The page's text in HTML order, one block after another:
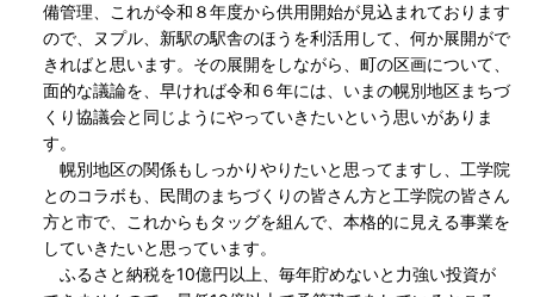
備管理、これが令和８年度から供用開始が見込まれております
ので、ヌプル、新駅の駅舎のほうを利活用して、何か展開がで
きればと思います。その展開をしながら、町の区画について、
面的な議論を、早ければ令和６年には、いまの幌別地区まちづ
くり協議会と同じようにやっていきたいという思いがありま
す。
幌別地区の関係もしっかりやりたいと思ってますし、工学院
とのコラボも、民間のまちづくりの皆さん方と工学院の皆さん
方と市で、これからもタッグを組んで、本格的に見える事業を
していきたいと思っています。
ふるさと納税を10億円以上、毎年貯めないと力強い投資が